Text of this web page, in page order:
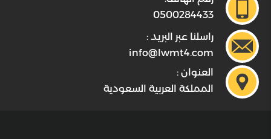
0500284433
راسلنا عبر البريد :
info@lwmt4.com
العنوان :
المملكة العربية السعودية